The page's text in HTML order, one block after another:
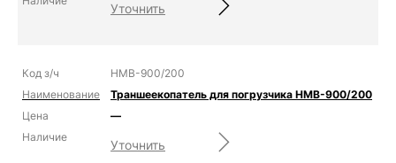
Уточнить
HMB-900/200
Траншеекопатель для погрузчика HMB-900/200
—
Уточнить